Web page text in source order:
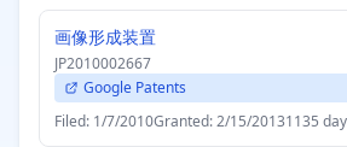
画像形成装置
JP2010002667
Google Patents
Filed: 1/7/2010Granted: 2/15/20131135